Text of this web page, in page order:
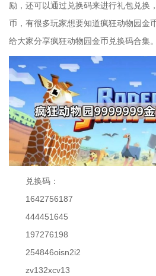
励，还可以通过兑换码来进行礼包兑换
币，有很多玩家想要知道疯狂动物园金
给大家分享疯狂动物园金币兑换码合集。
兑换码：
1642756187
444451645
197276198
254846oisn2i2
zv132xcv13